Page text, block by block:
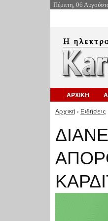
Πέμπτη, 06
ΑΡΧΙΚΗ
Είστε εδώ
Αρχική › Ειδήσεις